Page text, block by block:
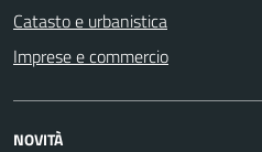
Catasto e urbanistica
Imprese e commercio
NOVITÀ